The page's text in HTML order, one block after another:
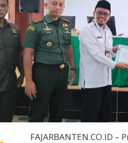
FAJARBANTEN.CO.ID